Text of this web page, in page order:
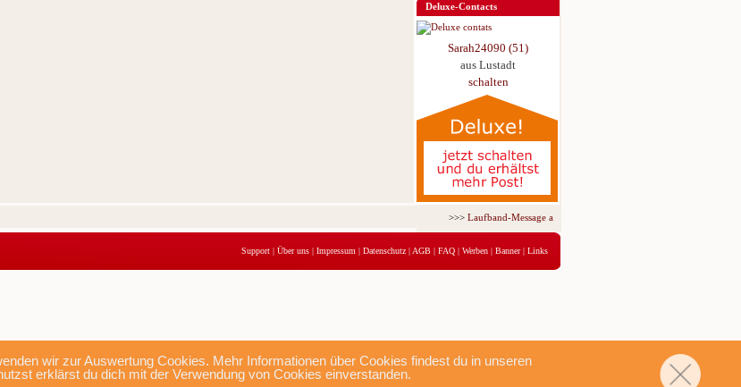
wir zur Auswertung Cookies. Mehr Informationen über Cookies findest du in unseren
erklärst du dich mit der Verwendung von Cookies einverstanden.
Deluxe-Contacts
Sarah24090 (51)
aus Lustadt
schalten
>>>Laufband-Message ab nur 5,95 € für 3 Tage!
Support | Über uns | Impressum | Datenschutz | AGB | FAQ | Werben | Banner| Links